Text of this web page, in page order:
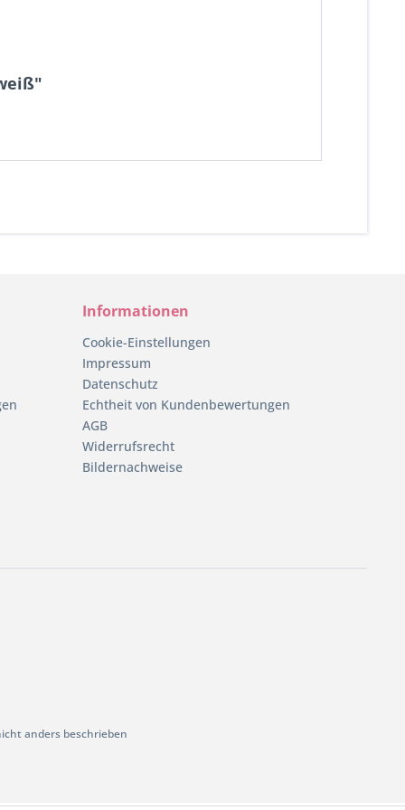
Informationen
Cookie-Einstellungen
Impressum
Datenschutz
Echtheit von Kundenbewertungen
AGB
Widerrufsrecht
Bildernachweise
anders beschrieben